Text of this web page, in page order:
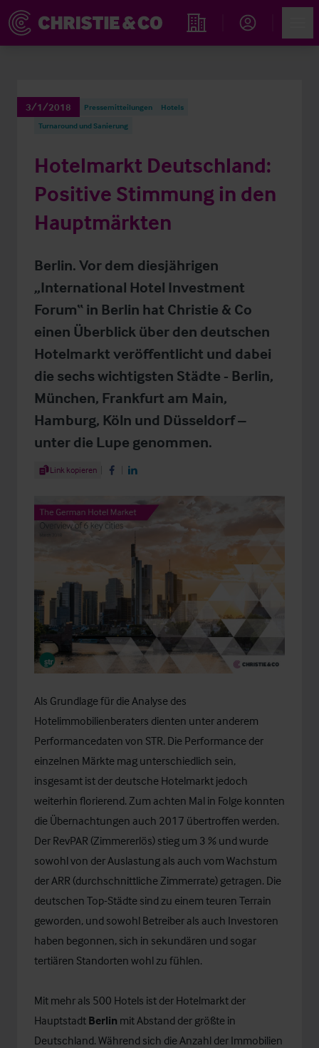
Immobiliensuche
3/1/2018 Pressemitteilungen
Hotels
Turnaround und Sanierung
Hotelmarkt Deutschland:
Positive Stimmung in den
Hauptmärkten
Berlin. Vor dem diesjährigen
„International Hotel Investment
Forum“ in Berlin hat Christie & Co
einen Überblick über den deutschen
Hotelmarkt veröffentlicht und dabei
die sechs wichtigsten Städte - Berlin,
München, Frankfurt am Main,
Hamburg, Köln und Düsseldorf –
unter die Lupe genommen.
Share Article
Link kopieren Share on Facebook
Share on LinkedIn
Als Grundlage für die Analyse des
Hotelimmobilienberaters dienten unter anderem
Performancedaten von STR. Die Performance der
einzelnen Märkte mag unterschiedlich sein,
insgesamt ist der deutsche Hotelmarkt jedoch
weiterhin florierend. Zum achten Mal in Folge konnten
die Übernachtungen auch 2017 übertroffen werden.
Der RevPAR (Zimmererlös) stieg um 3 % und wurde
sowohl von der Auslastung als auch vom Wachstum
der ARR (durchschnittliche Zimmerrate) getragen. Die
deutschen Top-Städte sind zu einem teuren Terrain
geworden, und sowohl Betreiber als auch Investoren
haben begonnen, sich in sekundären und sogar
tertiären Standorten wohl zu fühlen.
Mit mehr als 500 Hotels ist der Hotelmarkt der
Hauptstadt Berlin mit Abstand der größte in
Deutschland. Während sich die Anzahl der Immobilien